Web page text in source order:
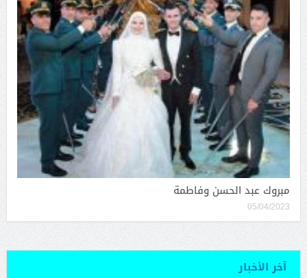
مبروك عبد الحسن وفاطمة
05/04/2023
آخر الأخبار